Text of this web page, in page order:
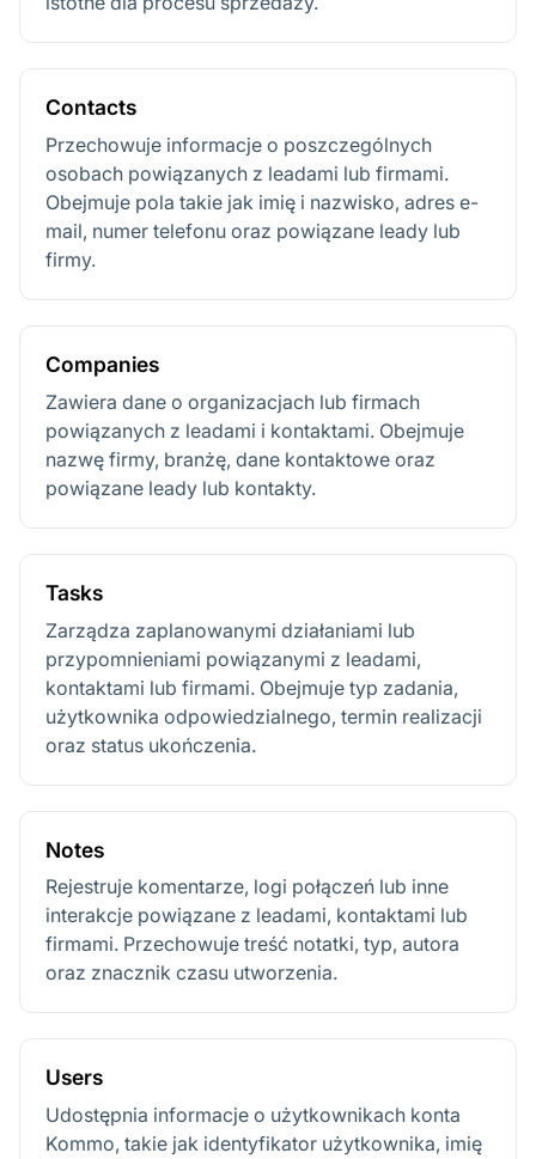
Contacts
Przechowuje informacje o poszczególnych
osobach powiązanych z leadami lub firmami.
Obejmuje pola takie jak imię i nazwisko, adres e-
mail, numer telefonu oraz powiązane leady lub
firmy.
Companies
Zawiera dane o organizacjach lub firmach
powiązanych z leadami i kontaktami. Obejmuje
nazwę firmy, branżę, dane kontaktowe oraz
powiązane leady lub kontakty.
Tasks
Zarządza zaplanowanymi działaniami lub
przypomnieniami powiązanymi z leadami,
kontaktami lub firmami. Obejmuje typ zadania,
użytkownika odpowiedzialnego, termin realizacji
oraz status ukończenia.
Notes
Rejestruje komentarze, logi połączeń lub inne
interakcje powiązane z leadami, kontaktami lub
firmami. Przechowuje treść notatki, typ, autora
oraz znacznik czasu utworzenia.
Users
Udostępnia informacje o użytkownikach konta
Kommo, takie jak identyfikator użytkownika, imię